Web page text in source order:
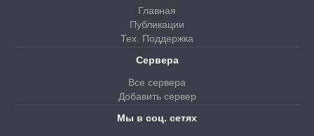
Главная
Публикации
Тех. Поддержка
Сервера
Все сервера
Добавить сервер
Мы в соц. сетях